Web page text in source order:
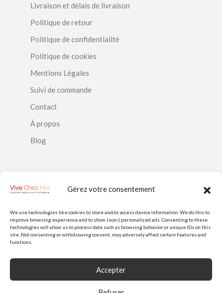
Gérez votre consentement
We use technologies like cookies to store and/or access device information. We do this to
improve browsing experience and to show (non-) personalized ads. Consenting to these
technologies will allow us to process data such as browsing behavior or unique IDs on this
site. Not consenting or withdrawing consent, may adversely affect certain features and
functions.
Accepter
Livraison et délais de livraison
Politique de retour
Politique de confidentialité
Politique de cookies
Mentions Légales
Suivi de commande
Contact
À propos
Blog
PAIEMENTS